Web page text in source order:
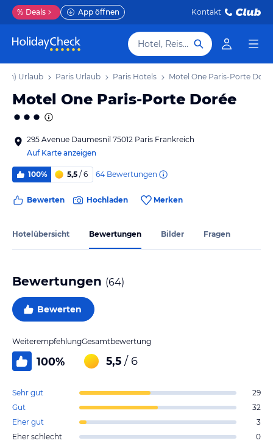
% Deals App öffnen Kontakt
Hotel, Reiseziel
Urlaub Paris Urlaub Paris Hotels Motel One Paris-Porte
Motel One Paris-Porte Dorée
295 Avenue Daumesnil 75012 Paris Frankreich
Auf Karte anzeigen
100% 5,5 / 6 64 Bewertungen
Bewerten Hochladen Merken
Hotelübersicht Bewertungen Bilder Fragen
Bewertungen (64)
Bewerten
Weiterempfehlung
100%
Gesamtbewertung
5,5 / 6
Sehr gut
29
Gut
32
Eher gut
3
Eher schlecht
0